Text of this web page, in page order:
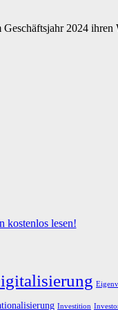
2024
kostenlos lesen!
Investition